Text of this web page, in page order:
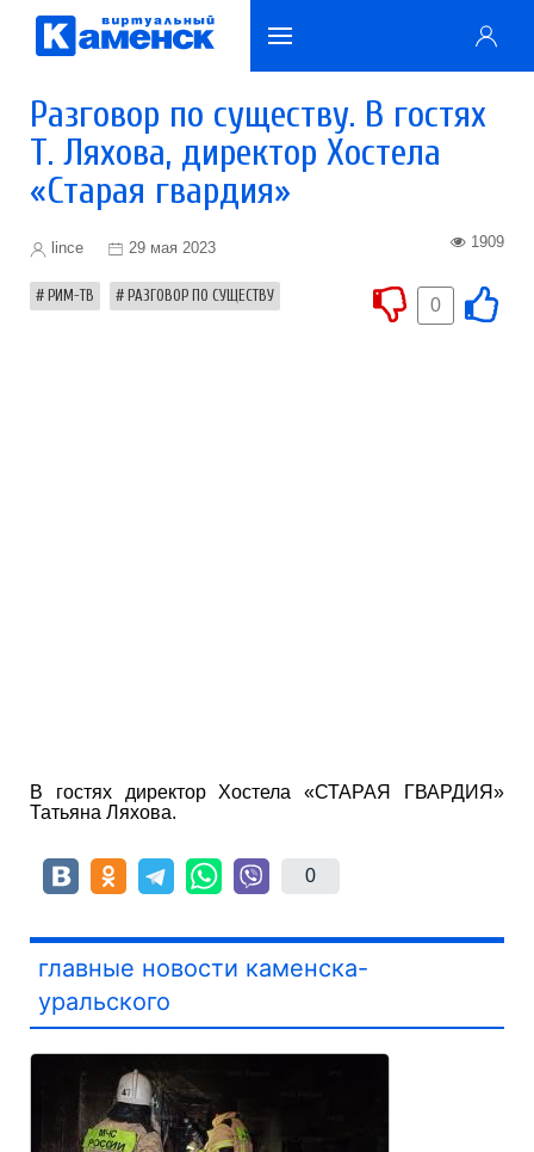
Разговор по существу. В гостях
Т. Ляхова, директор Хостела
«Старая гвардия»
lince 29 мая 2023 1909
РИМ-ТВ РАЗГОВОР ПО СУЩЕСТВУ 0
В гостях директор Хостела «СТАРАЯ ГВАРДИЯ»
Татьяна Ляхова.
0
главные новости каменска-
уральского